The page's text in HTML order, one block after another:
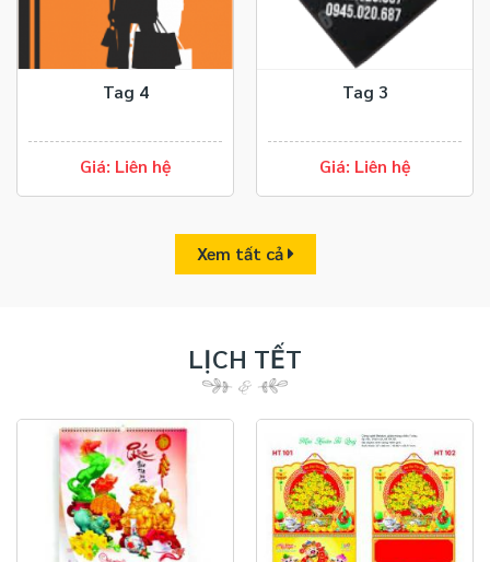
Tag 4
Giá: Liên hệ
Tag 3
Giá: Liên hệ
Xem tất cả
LỊCH TẾT